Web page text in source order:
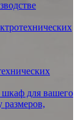
шкаф для вашего
размеров,